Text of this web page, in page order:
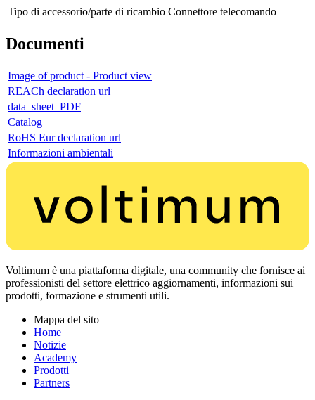
Tipo di accessorio/parte di ricambio Connettore telecomando
Documenti
Image of product - Product view
REACh declaration url
data_sheet_PDF
Catalog
RoHS Eur declaration url
Informazioni ambientali
Voltimum è una piattaforma digitale, una community che fornisce ai
professionisti del settore elettrico aggiornamenti, informazioni sui
prodotti, formazione e strumenti utili.
Mappa del sito
Home
Notizie
Academy
Prodotti
Partners